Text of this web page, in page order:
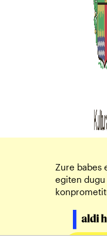
Zure babes
egiten dugu